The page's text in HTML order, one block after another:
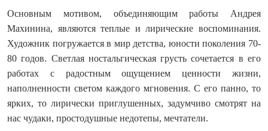
Основным мотивом, объединяющим работы Андрея
Махинина, являются теплые и лирические воспоминания.
Художник погружается в мир детства, юности поколения 70-
80 годов. Светлая ностальгическая грусть сочетается в его
работах с радостным ощущением ценности жизни,
наполненности светом каждого мгновения. С его панно, то
ярких, то лирически приглушенных, задумчиво смотрят на
нас чудаки, простодушные недотепы, мечтатели.